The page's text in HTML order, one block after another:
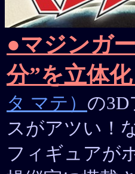
●マジンガ
分”を立体化
タ マテ） の
スがアツい！
フィギュアが